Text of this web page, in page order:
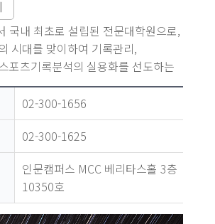
국내 최초로 설립된 전문대학원으로,
시대를 맞이하여 기록관리,
포츠기록분석의 실용화를 선도하는
한다.
02-300-1656
02-300-1625
인문캠퍼스 MCC 베리타스홀 3층
10350호